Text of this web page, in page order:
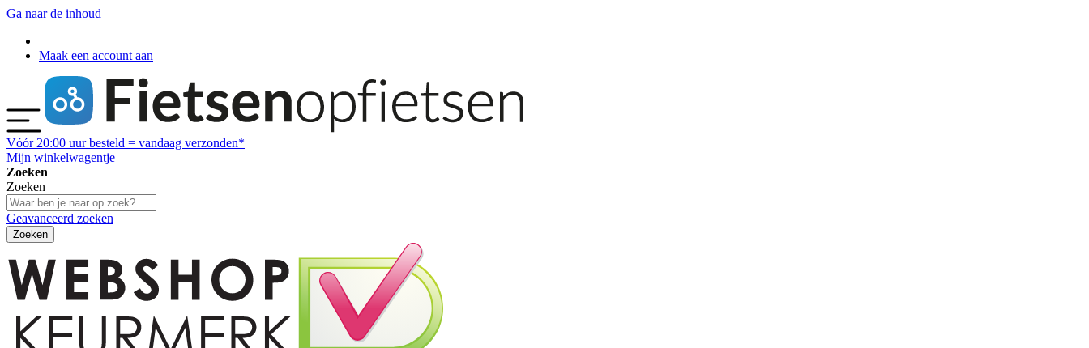
Ga naar de inhoud
Maak een account aan
Vóór 20:00 uur besteld = vandaag verzonden*
Mijn winkelwagentje
Zoeken
Zoeken
Geavanceerd zoeken
Zoeken